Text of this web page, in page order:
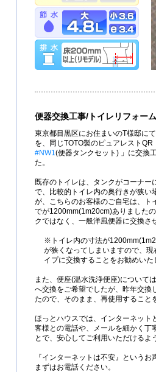
便器交換工事/トイレリフォーム
東京都目黒区にお住まいのT様邸に
を、同じTOTO製のピュアレスト
#NW1(便器タンクセット) 」に交換
た。
既存のトイレは、タンクがコーナー
で、比較的トイレ内の奥行きが狭い
が、こちらのお客様のご自宅は、ト
でが1200mm(1m20cm)ありました
クではなく、一般洋風便器に交換さ
※トイレ内の寸法が
が狭くなってしまいますので、
イプに交換することをお勧めいた
また、便座(温水洗浄便座)について
へ交換をご希望でしたが、昨年交換
たので、そのまま、再使用すること
ほっとハウスでは、インターネット
客様との電話や、メールを細かく丁
とで、安心してご利用いただけるよ
『インターネットは不安』という
まずはお電話ください。